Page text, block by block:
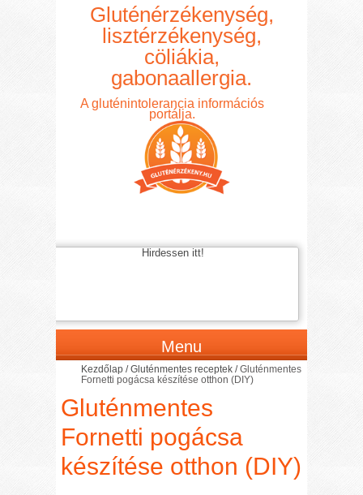
Gluténérzékenység,
lisztérzékenység,
cöliákia,
gabonaallergia.
A gluténintolerancia információs
portálja.
Hirdessen itt!
Menu
Kezdőlap /Gluténmentes receptek /Gluténmentes
Fornetti pogácsa készítése otthon (DIY)
Gluténmentes
Fornetti pogácsa
készítése otthon (DIY)